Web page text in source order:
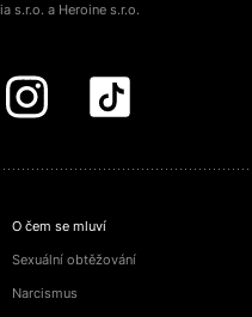
s.r.o. a Heroine s.r.o.
O čem se mluví
Sexuální obtěžování
Narcismus